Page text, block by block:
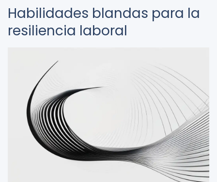
Habilidades blandas para la
resiliencia laboral